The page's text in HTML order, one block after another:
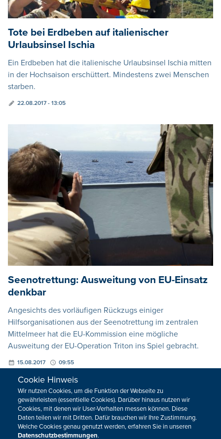
Tote bei Erdbeben auf italienischer
Urlaubsinsel Ischia
Ein Erdbeben hat die italienische Urlaubsinsel Ischia mitten
in der Hochsaison erschüttert. Mindestens zwei Menschen
starben.
22.08.2017 - 13:05
Seenotrettung: Ausweitung von EU-Einsatz
denkbar
Angesichts des vorläufigen Rückzugs einiger
Hilfsorganisationen aus der Seenotrettung im zentralen
Mittelmeer hat die EU-Kommission eine mögliche
Ausweitung der EU-Operation Triton ins Spiel gebracht.
15.08.2017 09:55
VORHERIGE
Cookie Hinweis
Wir nutzen Cookies, um die Funktion der Webseite zu
gewährleisten (essentielle Cookies). Darüber hinaus nutzen wir
Cookies, mit denen wir User-Verhalten messen können. Diese
Daten teilen wir mit Dritten. Dafür brauchen wir Ihre Zustimmung.
Welche Cookies genau genutzt werden, erfahren Sie in unseren
Datenschutzbestimmungen.